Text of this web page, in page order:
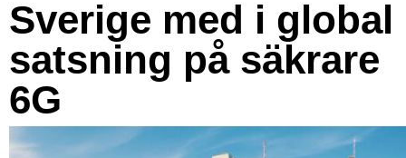
Sverige med i global
satsning på säkrare
6G